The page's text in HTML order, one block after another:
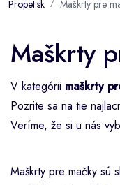
Propet.sk Maškrty pre
Maškrty
V kategórii maškrty
Pozrite sa na tie
Veríme, že si u nás
Maškrty pre mačky sú